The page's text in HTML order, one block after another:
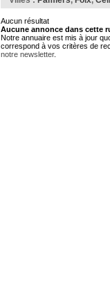
Aucun résultat
Aucune annonce dans cette
Notre annuaire est mis à jour
correspond à vos critères de
notre newsletter.